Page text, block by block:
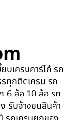
บเครนคาร์โก้ รถ
รทุกติดเครน รถ
6 ล้อ 10 ล้อ รถ
รับจ้างขนสินค้า